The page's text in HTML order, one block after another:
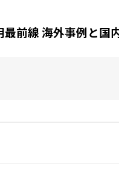
前線 海外事例と国